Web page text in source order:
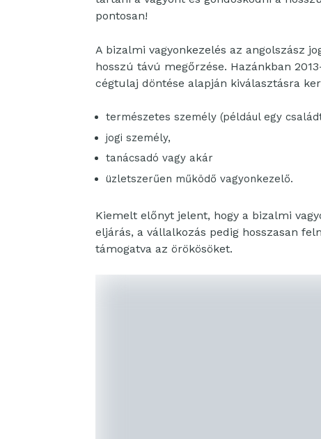
pontosan!
A bizalmi vagyonkezelés az angolszász
hosszú távú megőrzése. Hazánkban
cégtulaj döntése alapján kiválasztásra
természetes személy (például egy
jogi személy,
tanácsadó vagy akár
üzletszerűen működő vagyonkezelő.
Kiemelt előnyt jelent, hogy a bizalmi
eljárás, a vállalkozás pedig hosszasan
támogatva az örökösöket.